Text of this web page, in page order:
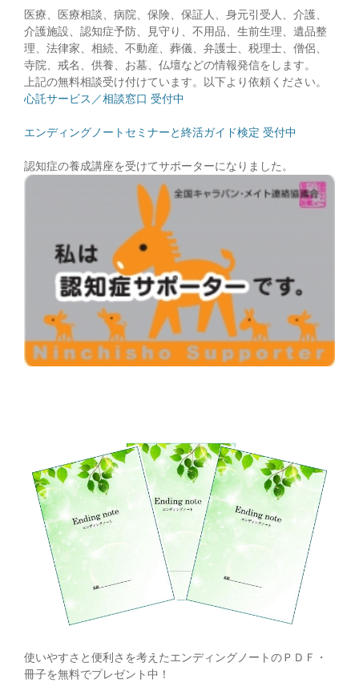
医療、医療相談、病院、保険、保証人、身元引受人、介護、
介護施設、認知症予防、見守り、不用品、生前生理、遺品整
理、法律家、相続、不動産、葬儀、弁護士、税理士、僧侶、
寺院、戒名、供養、お墓、仏壇などの情報発信をします。
上記の無料相談受け付けています。以下より依頼ください。
心託サービス／相談窓口 受付中
エンディングノートセミナーと終活ガイド検定 受付中
認知症の養成講座を受けてサポーターになりました。
使いやすさと便利さを考えたエンディングノートのＰＤＦ・
冊子を無料でプレゼント中！